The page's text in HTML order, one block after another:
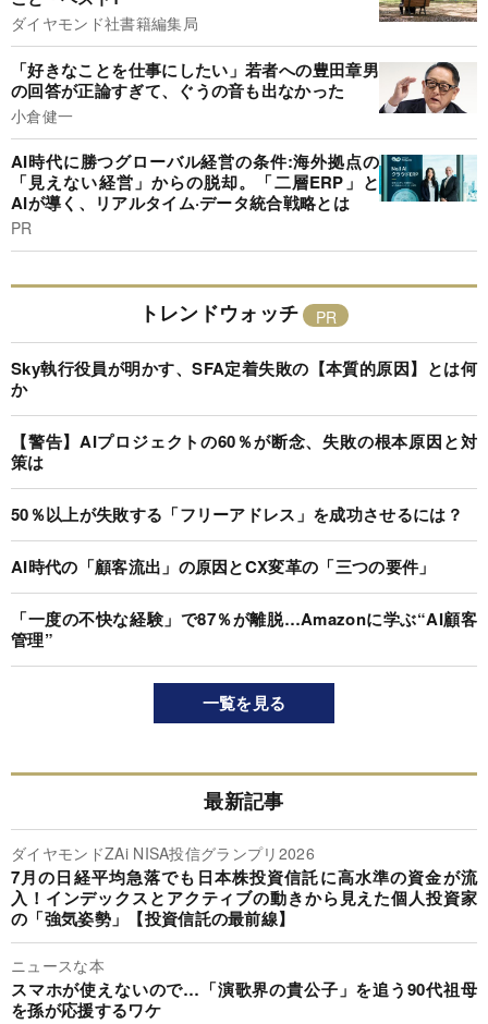
ダイヤモンド社書籍編集局
「好きなことを仕事にしたい」若者への豊田章男
の回答が正論すぎて、ぐうの音も出なかった
小倉健一
AI時代に勝つグローバル経営の条件:海外拠点の
「見えない経営」からの脱却。「二層ERP」と
AIが導く、リアルタイム·データ統合戦略とは
PR
トレンドウォッチ
Sky執行役員が明かす、SFA定着失敗の【本質的原因】とは何
か
【警告】AIプロジェクトの60％が断念、失敗の根本原因と対
策は
50％以上が失敗する「フリーアドレス」を成功させるには？
AI時代の「顧客流出」の原因とCX変革の「三つの要件」
「一度の不快な経験」で87％が離脱…Amazonに学ぶ“AI顧客
管理”
一覧を見る
最新記事
ダイヤモンドZAi NISA投信グランプリ2026
7月の日経平均急落でも日本株投資信託に高水準の資金が流
入！インデックスとアクティブの動きから見えた個人投資家
の「強気姿勢」【投資信託の最前線】
ニュースな本
スマホが使えないので…「演歌界の貴公子」を追う90代祖母
を孫が応援するワケ